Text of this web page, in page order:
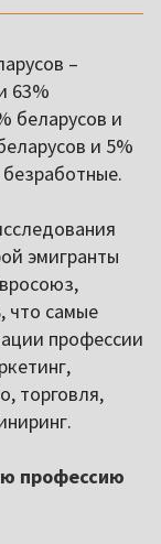
–
63%
беларусов и
и 5%
эмигранты
что самые
профессии
торговля,
профессию